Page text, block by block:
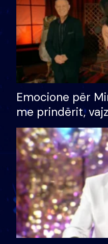
Emocione për
me prindërit,
bashkëshorten:
divorci apo jo?